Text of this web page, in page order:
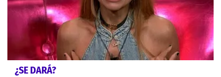
¿SE DARÁ?